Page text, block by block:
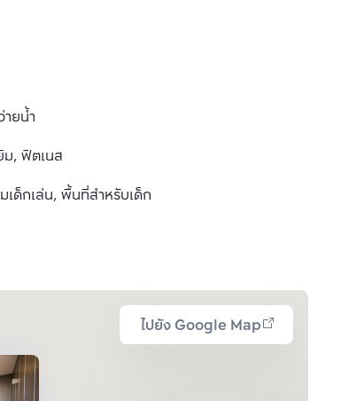
ายน้ำ
ม, ฟิตเนส
เด็กเล่น, พื้นที่สำหรับเด็ก
ไปยัง Google Map